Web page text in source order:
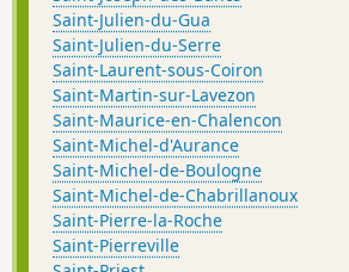
Saint-Julien-du-Gua
Saint-Julien-du-Serre
Saint-Laurent-sous-Coiron
Saint-Martin-sur-Lavezon
Saint-Maurice-en-Chalencon
Saint-Michel-d'Aurance
Saint-Michel-de-Boulogne
Saint-Michel-de-Chabrillanoux
Saint-Pierre-la-Roche
Saint-Pierreville